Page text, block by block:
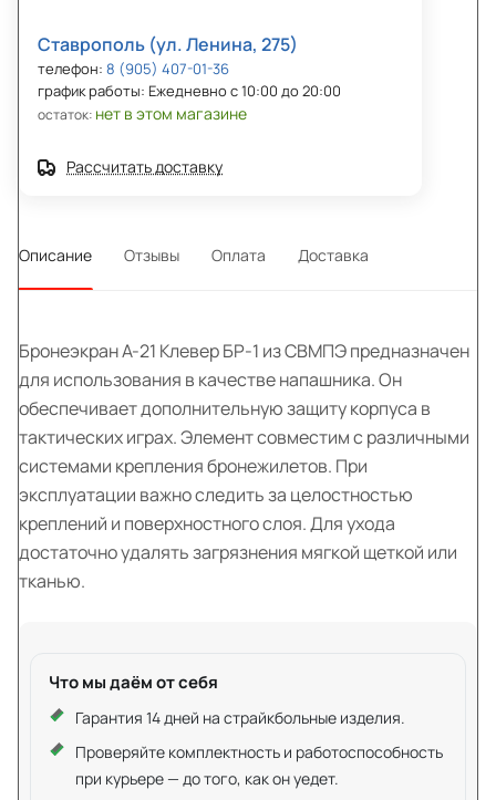
Ставрополь (ул. Ленина, 275)
телефон: 8 (905) 407-01-36
график работы: Ежедневно с 10:00 до 20:00
остаток: нет в этом магазине
Рассчитать доставку
Описание Отзывы Оплата Доставка
Бронеэкран A-21 Клевер БР-1 из СВМПЭ предназначен
для использования в качестве напашника. Он
обеспечивает дополнительную защиту корпуса в
тактических играх. Элемент совместим с различными
системами крепления бронежилетов. При
эксплуатации важно следить за целостностью
креплений и поверхностного слоя. Для ухода
достаточно удалять загрязнения мягкой щеткой или
тканью.
Что мы даём от себя
Гарантия 14 дней на страйкбольные изделия.
Проверяйте комплектность и работоспособность
при курьере — до того, как он уедет.